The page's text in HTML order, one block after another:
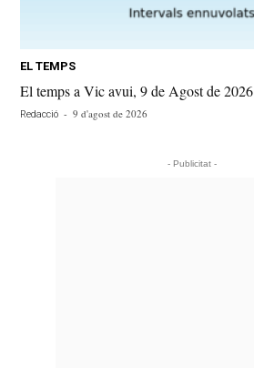
EL TEMPS
El temps a Vic avui, 9 de Agost de 2026
Redacció - 9 d'agost de 2026
- Publicitat -